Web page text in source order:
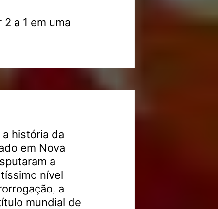
a 1 em uma
história da
em Nova
a
nível
a
mundial de